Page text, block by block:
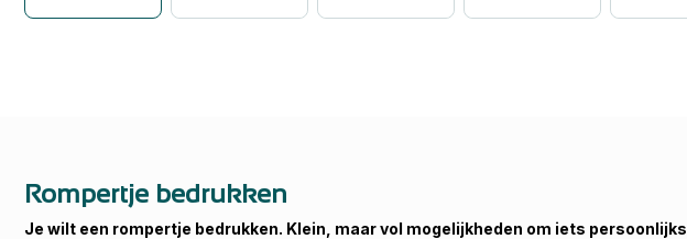
Rompertje bedrukken
Je wilt een rompertje bedrukken. Klein, maar vol mogelijkheden om iets persoonlijks,